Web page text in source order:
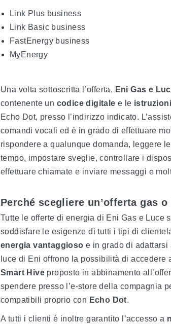
Link Plus business
Link Basic business
FastEnergy business
MyEnergy
Una volta sottoscritta l’offerta, Eni Gas e
contenente un codice digitale e le
Echo Dot, presso l’indirizzo indicato.
comandi vocali ed è in grado di effettuare
rispondere a qualunque domanda, leggere
tempo, impostare sveglie, controllare i
effettuare chiamate e inviare messaggi e
Perché scegliere un’offerta gas
Tutte le offerte di energia di Eni Gas e Luce
soddisfare le esigenze di tutti i tipi di
energia vantaggioso e in grado di adattarsi
luce di Eni offrono la possibilità di accedere
Smart Hive proposto in abbinamento
spendere presso l’e-store della compagnia
compatibili proprio con Echo Dot.
A tutti i clienti è inoltre garantito l’accesso a